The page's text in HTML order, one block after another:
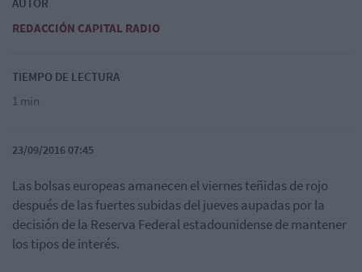
REDACCIÓN CAPITAL RADIO
TIEMPO DE LECTURA
1 min
23/09/2016 07:45
Las bolsas europeas amanecen el viernes teñidas de rojo
después de las fuertes subidas del jueves aupadas por la
decisión de la Reserva Federal estadounidense de mantener
los tipos de interés.